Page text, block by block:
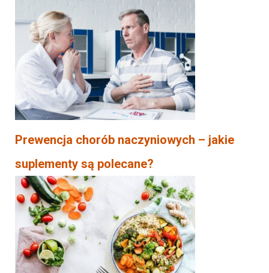
Prewencja chorób naczyniowych – jakie
suplementy są polecane?